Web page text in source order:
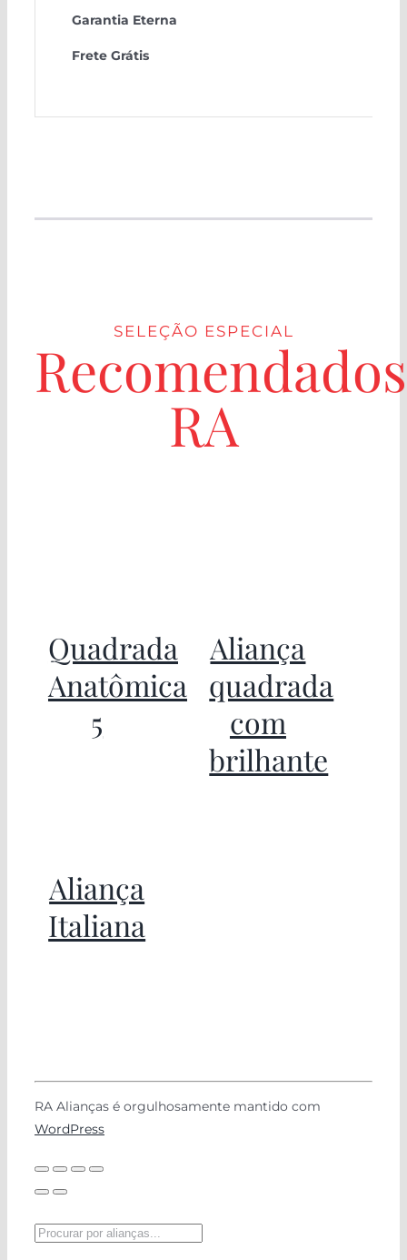
Garantia Eterna
Frete Grátis
SELEÇÃO ESPECIAL
Recomendados
RA
Quadrada
Anatômica
5
Aliança
quadrada
com
brilhante
Aliança
Italiana
RA Alianças é orgulhosamente mantido com
WordPress
Pesquisar